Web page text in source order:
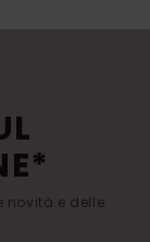
novità e delle